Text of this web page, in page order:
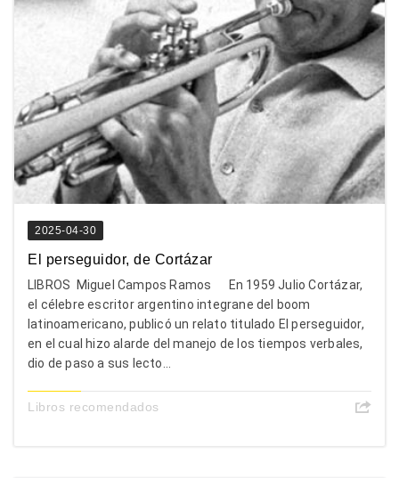
2025-04-30
El perseguidor, de Cortázar
LIBROS Miguel Campos Ramos En 1959 Julio Cortázar,
el célebre escritor argentino integrane del boom
latinoamericano, publicó un relato titulado El perseguidor,
en el cual hizo alarde del manejo de los tiempos verbales,
dio de paso a sus lecto...
Libros recomendados